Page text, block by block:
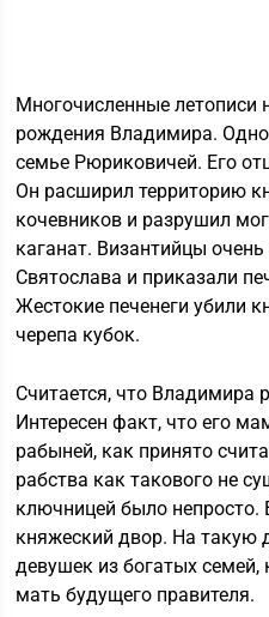
Многочисленные летописи
рождения Владимира.
семье Рюриковичей. Его
Он расширил территорию
кочевников и разрушил
каганат. Византийцы
Святослава и приказали
Жестокие печенеги убили
черепа кубок.
Считается, что
Интересен факт, что его
рабыней, как принято
рабства как такового не
ключницей было непросто.
княжеский двор. На такую
девушек из богатых семей,
мать будущего правителя.